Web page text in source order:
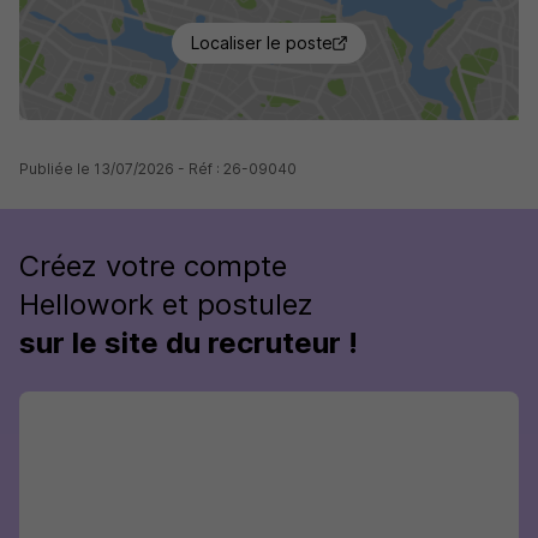
Localiser le poste
Publiée le 13/07/2026 - Réf : 26-09040
Créez votre compte
Hellowork et postulez
sur le site du recruteur !